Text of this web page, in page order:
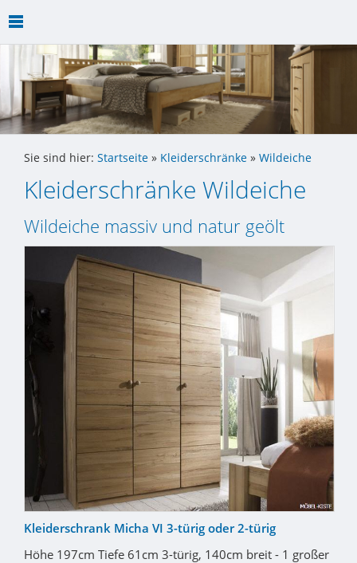
Sie sind hier: Startseite » Kleiderschränke » Wildeiche
Kleiderschränke Wildeiche
Wildeiche massiv und natur geölt
Kleiderschrank Micha VI 3-türig oder 2-türig
Höhe 197cm Tiefe 61cm 3-türig, 140cm breit - 1 großer